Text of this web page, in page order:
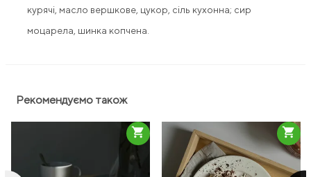
курячі, масло вершкове, цукор, сіль кухонна; сир
моцарела, шинка копчена.
Рекомендуємо також
shopping_cart shopping_cart